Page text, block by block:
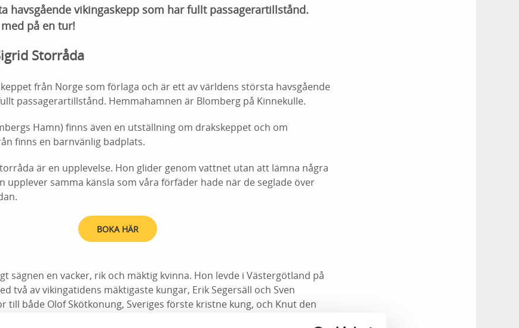
havsgående vikingaskepp som har fullt passagerartillstånd.
på en tur!
Storråda
från Norge som förlaga och är ett av världens största havsgående
passagerartillstånd. Hemmahamnen är Blomberg på Kinnekulle.
Hamn) finns även en utställning om drakskeppet och om
finns en barnvänlig badplats.
är en upplevelse. Hon glider genom vattnet utan att lämna några
upplever samma känsla som våra förfäder hade när de seglade över
BOKA HÄR
sägnen en vacker, rik och mäktig kvinna. Hon levde i Västergötland på
två av vikingatidens mäktigaste kungar, Erik Segersäll och Sven
till både Olof Skötkonung, Sveriges förste kristne kung, och Knut den